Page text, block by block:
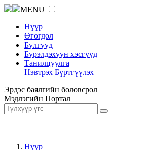
MENU
Нүүр
Өгөгдөл
Бүлгүүд
Бүрэлдэхүүн хэсгүүд
Танилцуулга
Нэвтрэх Бүртгүүлэх
Эрдэс баялгийн боловсрол
Мэдлэгийн Портал
Нүүр